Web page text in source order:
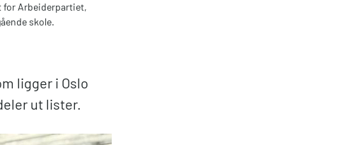
for Arbeiderpartiet,
skole.
ligger i Oslo
ut lister.